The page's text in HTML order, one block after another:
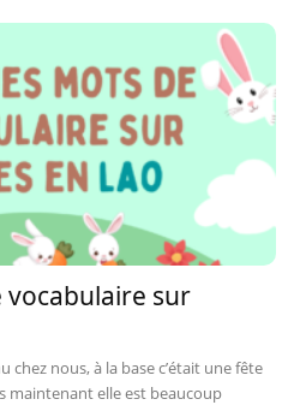
vocabulaire sur
chez nous, à la base c’était une fête
maintenant elle est beaucoup